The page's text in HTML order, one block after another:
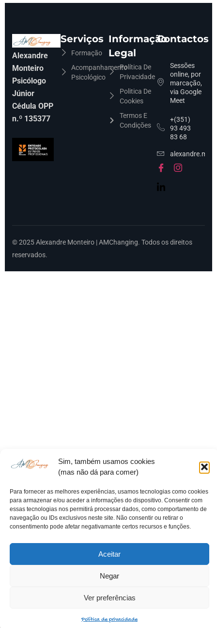
Sim, também usamos cookies
(mas não dá para comer)
Para fornecer as melhores experiências, usamos tecnologias como cookies
para armazenar e/ou aceder a informações do dispositivo. Consentir com
essas tecnologias nos permitirá processar dados, como comportamento de
navegação ou IDs exclusivos neste site. Não consentir ou retirar o
consentimento pode afetar negativamante certos recursos e funções.
Aceitar
Negar
Ver preferências
Política de privacidade
Alexandre
Monteiro
Psicólogo
Júnior
Cédula OPP
n.º 135377
Serviços
Formação
Acompanhamento
Psicológico
Informação
Legal
Política De
Privacidade
Politica De
Cookies
Termos E
Condições
Contactos
Sessões
online, por
marcação,
via Google
Meet
+(351)
93 493
83 68
© 2025 Alexandre Monteiro | AMChanging. Todos os direitos
reservados.
Todos os direitos reservados